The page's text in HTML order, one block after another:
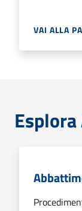
VAI ALLA